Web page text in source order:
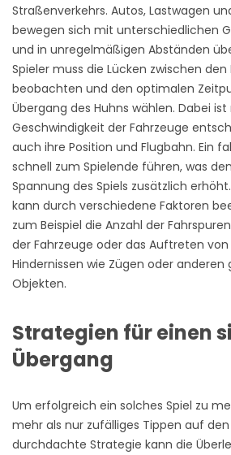
Straßenverkehrs. Autos, Lastwagen
bewegen sich mit unterschiedlichen
und in unregelmäßigen Abständen
Spieler muss die Lücken zwischen
beobachten und den optimalen
Übergang des Huhns wählen. Dabei
Geschwindigkeit der Fahrzeuge
auch ihre Position und Flugbahn. Ein
schnell zum Spielende führen, was
Spannung des Spiels zusätzlich
kann durch verschiedene Faktoren
zum Beispiel die Anzahl der
der Fahrzeuge oder das Auftreten
Hindernissen wie Zügen oder anderen
Objekten.
Strategien für einen
Übergang
Um erfolgreich ein solches Spiel zu
mehr als nur zufälliges Tippen auf den
durchdachte Strategie kann die